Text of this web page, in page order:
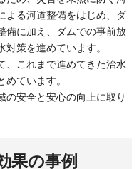
よる河道整備をはじめ、ダ
備に加え、ダムでの事前放
策を進めています。
、これまで進めてきた治水
ています。
の安全と安心の向上に取り
果の事例